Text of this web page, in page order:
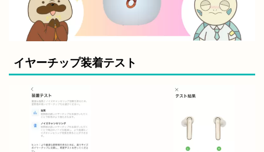
イヤーチップ装着テスト